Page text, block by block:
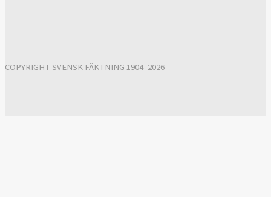
COPYRIGHT SVENSK FÄKTNING 1904–2026